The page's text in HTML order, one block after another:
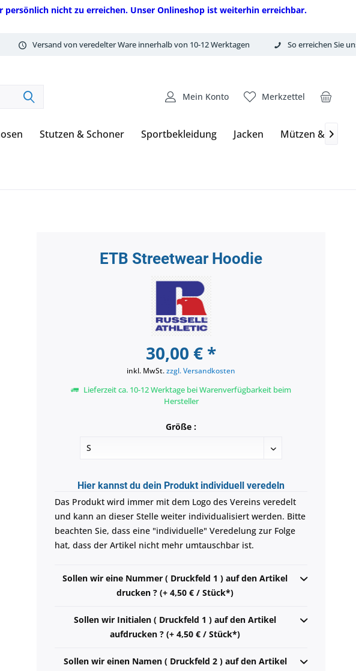
persönlich nicht zu erreichen. Unser Onlineshop ist weiterhin erreichbar.
Versand von veredelter Ware innerhalb von 10-12 Werktagen So erreichen Sie
Merkzettel
Mein Konto
Stutzen & Schoner Sportbekleidung Jacken Mützen & 
ETB Streetwear Hoodie
30,00 € *
inkl. MwSt.zzgl. Versandkosten
Lieferzeit ca. 10-12 Werktage bei Warenverfügbarkeit beim
Hersteller
Größe :
Hier kannst du dein Produkt individuell veredeln
Das Produkt wird immer mit dem Logo des Vereins veredelt
und kann an dieser Stelle weiter individualisiert werden. Bitte
beachten Sie, dass eine "individuelle" Veredelung zur Folge
hat, dass der Artikel nicht mehr umtauschbar ist.
Sollen wir eine Nummer ( Druckfeld 1 ) auf den Artikel
drucken ? (+ 4,50 € / Stück*)
Sollen wir Initialen ( Druckfeld 1 ) auf den Artikel
aufdrucken ? (+ 4,50 € / Stück*)
Sollen wir einen Namen ( Druckfeld 2 ) auf den Artikel